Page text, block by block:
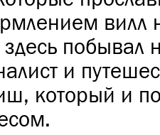
вилл
побывал
и
который и